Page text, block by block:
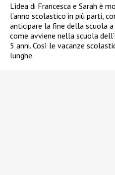
L’idea di Francesca e Sarah è
l’anno scolastico in più parti,
anticipare la fine della scuola a
come avviene nella scuola
5 anni. Così le vacanze
lunghe.